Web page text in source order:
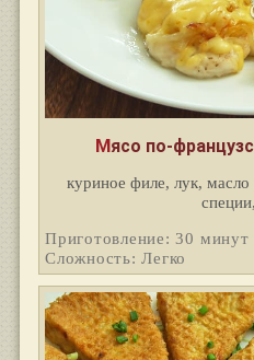
Мясо по-
куриное филе, лук,
Приготовление: 30 минут
Сложность: Легко